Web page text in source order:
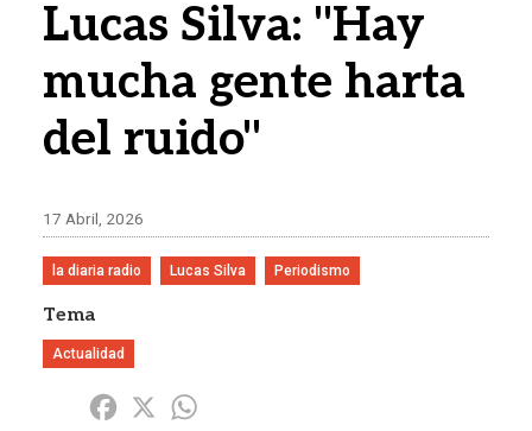
Lucas Silva: "Hay
mucha gente harta
del ruido"
17 Abril, 2026
la diaria radio Lucas Silva Periodismo
Tema
Actualidad
Share Facebook
X